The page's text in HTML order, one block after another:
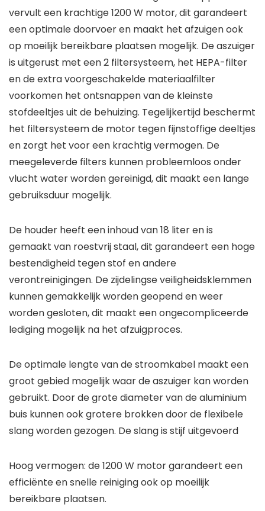
vervult een krachtige 1200 W motor, dit garandeert
een optimale doorvoer en maakt het afzuigen ook
op moeilijk bereikbare plaatsen mogelijk. De aszuiger
is uitgerust met een 2 filtersysteem, het HEPA-filter
en de extra voorgeschakelde materiaalfilter
voorkomen het ontsnappen van de kleinste
stofdeeltjes uit de behuizing. Tegelijkertijd beschermt
het filtersysteem de motor tegen fijnstoffige deeltjes
en zorgt het voor een krachtig vermogen. De
meegeleverde filters kunnen probleemloos onder
vlucht water worden gereinigd, dit maakt een lange
gebruiksduur mogelijk.
De houder heeft een inhoud van 18 liter en is
gemaakt van roestvrij staal, dit garandeert een hoge
bestendigheid tegen stof en andere
verontreinigingen. De zijdelingse veiligheidsklemmen
kunnen gemakkelijk worden geopend en weer
worden gesloten, dit maakt een ongecompliceerde
lediging mogelijk na het afzuigproces.
De optimale lengte van de stroomkabel maakt een
groot gebied mogelijk waar de aszuiger kan worden
gebruikt. Door de grote diameter van de aluminium
buis kunnen ook grotere brokken door de flexibele
slang worden gezogen. De slang is stijf uitgevoerd
Hoog vermogen: de 1200 W motor garandeert een
efficiënte en snelle reiniging ook op moeilijk
bereikbare plaatsen.